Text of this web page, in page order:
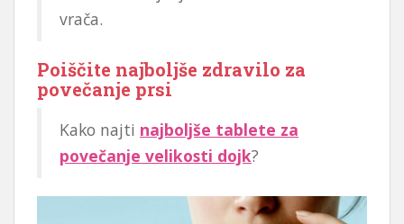
vrača.
Poiščite najboljše zdravilo za
povečanje prsi
Kako najti najboljše tablete za
povečanje velikosti dojk?